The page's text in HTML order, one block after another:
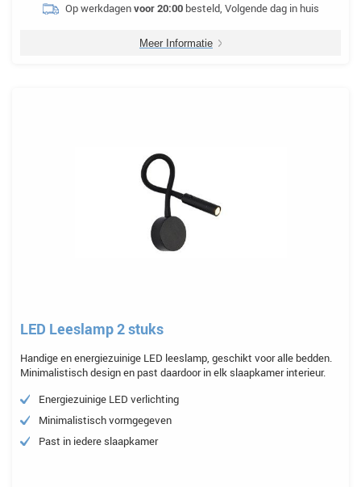
Op werkdagenvoor 20:00besteld, Volgende dag in huis
Meer Informatie
LED Leeslamp 2 stuks
Handige en energiezuinige LED leeslamp, geschikt voor alle bedden.
Minimalistisch design en past daardoor in elk slaapkamer interieur.
Energiezuinige LED verlichting
Minimalistisch vormgegeven
Past in iedere slaapkamer